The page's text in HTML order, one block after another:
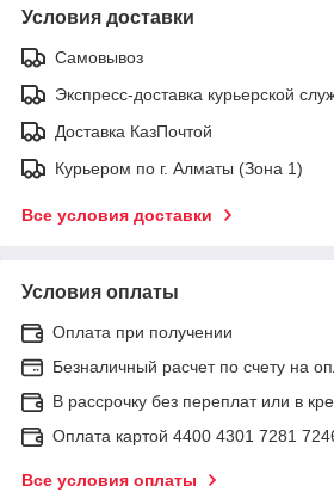
Условия доставки
Самовывоз
Экспресс-доставка курьерской
Доставка КазПочтой
Курьером по г. Алматы (Зона 1)
Все условия доставки
Условия оплаты
Оплата при получении
Безналичный расчет по счету на
В рассрочку без переплат или в
Оплата картой 4400 4301 7281
Все условия оплаты